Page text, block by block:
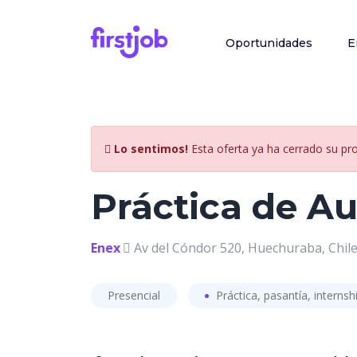
Oportunidades
Lo sentimos! Esta oferta ya ha cerrado su
Práctica de
Enex Av del Cóndor 520, Huechuraba, Chile
Presencial Práctica, pasantía,